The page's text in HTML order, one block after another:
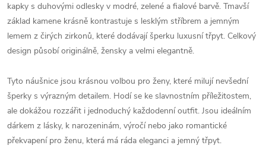
kapky s duhovými odlesky v modré, zelené a fialové barvě. Tmavší
základ kamene krásně kontrastuje s lesklým stříbrem a jemným
lemem z čirých zirkonů, které dodávají šperku luxusní třpyt. Celkový
design působí originálně, žensky a velmi elegantně.
Tyto náušnice jsou krásnou volbou pro ženy, které milují nevšední
šperky s výrazným detailem. Hodí se ke slavnostním příležitostem,
ale dokážou rozzářit i jednoduchý každodenní outfit. Jsou ideálním
dárkem z lásky, k narozeninám, výročí nebo jako romantické
překvapení pro ženu, která má ráda eleganci a jemný třpyt.